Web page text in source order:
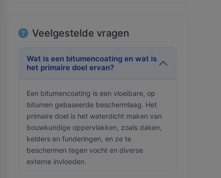
Veelgestelde vragen
Wat is een bitumencoating en wat is
het primaire doel ervan?
Een bitumencoating is een vloeibare, op
bitumen gebaseerde beschermlaag. Het
primaire doel is het waterdicht maken van
bouwkundige oppervlakken, zoals daken,
kelders en funderingen, en ze te
beschermen tegen vocht en diverse
externe invloeden.